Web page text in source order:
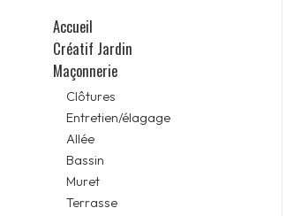
Accueil
Créatif Jardin
Maçonnerie
Clôtures
Entretien/élagage
Allée
Bassin
Muret
Terrasse